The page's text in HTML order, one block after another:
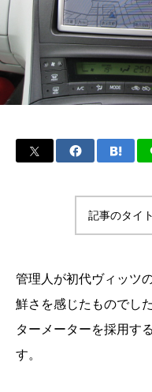
記事のタイ
管理人が初代ヴィッツ
鮮さを感じたものでし
ターメーターを採用す
す。